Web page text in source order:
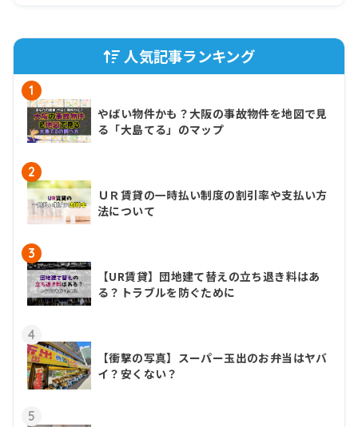
人気記事ランキング
1
やばい物件かも？大阪の事故物件を地図で見
る「大島てる」のマップ
2
ＵＲ賃貸の一時払い制度の割引率や支払い方
法について
3
【UR賃貸】団地建て替えの立ち退き料はあ
る？トラブルを防ぐために
4
【衝撃の写真】スーパー玉出のお弁当はヤバ
イ？安くない？
5